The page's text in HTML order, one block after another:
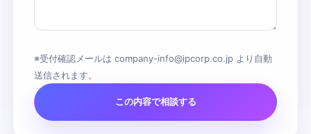
※受付確認メールは company-info@ipcorp.co.jp より自動
送信されます。
この内容で相談する